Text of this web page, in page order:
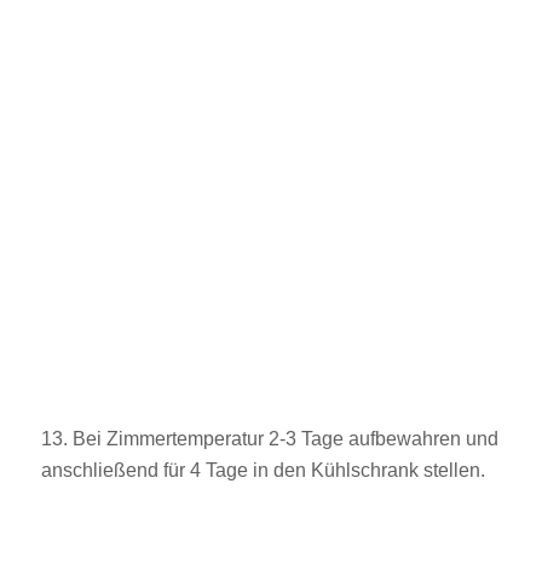
13. Bei Zimmertemperatur 2-3 Tage aufbewahren und
anschließend für 4 Tage in den Kühlschrank stellen.